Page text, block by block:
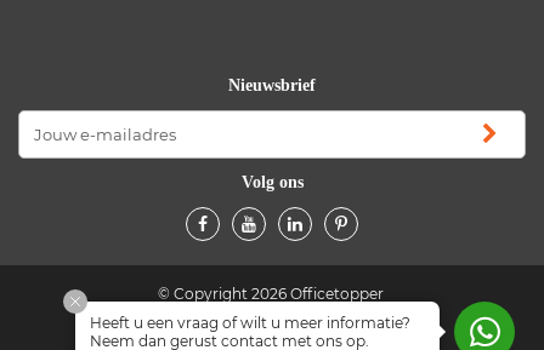
Nieuwsbrief
Volg ons
© Copyright 2026 Officetopper
Algemene voorwaarden Privacyverklaring
Heeft u een vraag of wilt u meer informatie?
Neem dan gerust contact met ons op.